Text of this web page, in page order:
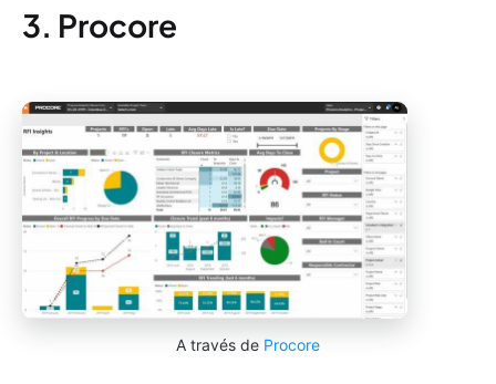
3. Procore
A través de Procore